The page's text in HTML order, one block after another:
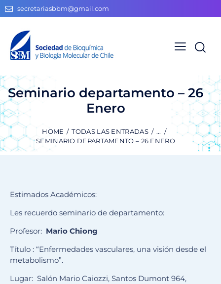
secretariasbbm@gmail.com
Seminario departamento – 26
Enero
HOME TODAS LAS ENTRADAS
...
SEMINARIO DEPARTAMENTO – 26 ENERO
Estimados Académicos:
Les recuerdo seminario de departamento:
Profesor: Mario Chiong
Título : “Enfermedades vasculares, una visión desde el
metabolismo”.
Lugar: Salón Mario Caiozzi, Santos Dumont 964,